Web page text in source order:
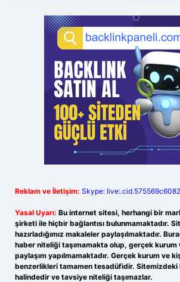
Reklam ve İletişim: Skype:
Yasal Uyarı: Bu internet sitesi, herhangi bir
şirketi ile hiçbir bağlantısı bulunmamaktadır.
hazırladığımız makaleler paylaşılmaktadır.
haber niteliği taşımamakta olup, gerçek kurum
paylaşım yapılmamaktadır. Gerçek kurum ve
benzerlikleri tamamen tesadüfidir.
halindedir ve tavsiye niteliği taşımazlar.